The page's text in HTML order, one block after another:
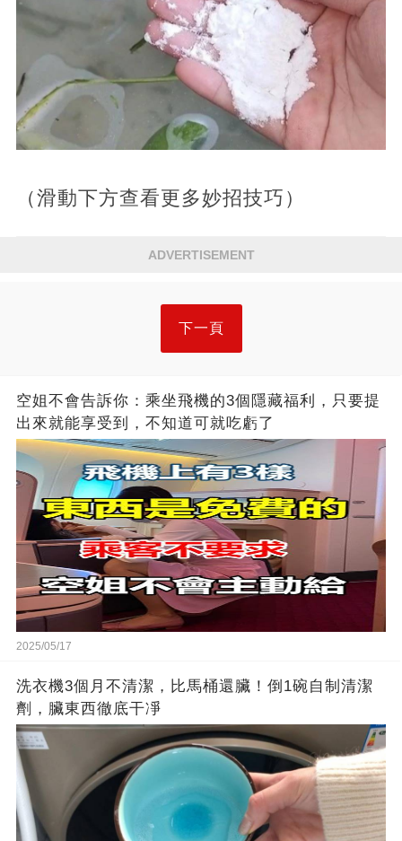
（滑動下方查看更多妙招技巧）
ADVERTISEMENT
下一頁
空姐不會告訴你：乘坐飛機的3個隱藏福利，只要提
出來就能享受到，不知道可就吃虧了
2025/05/17
洗衣機3個月不清潔，比馬桶還臟！倒1碗自制清潔
劑，臟東西徹底干凈